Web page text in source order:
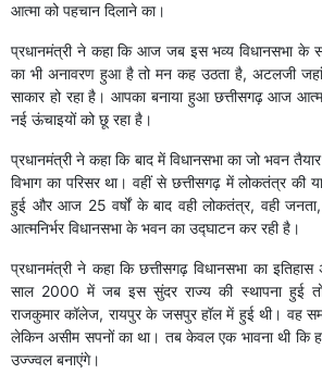
आत्मा को पहचान दिलाने का।
प्रधानमंत्री ने कहा कि आज जब इस भव्य विधानसभा के
का भी अनावरण हुआ है तो मन कह उठता है, अटलजी
साकार हो रहा है। आपका बनाया हुआ छत्तीसगढ़ आज
नई ऊंचाइयों को छू रहा है।
प्रधानमंत्री ने कहा कि बाद में विधानसभा का जो भवन
विभाग का परिसर था। वहीं से छत्तीसगढ़ में लोकतंत्र की
हुई और आज 25 वर्षों के बाद वही लोकतंत्र, वही
आत्मनिर्भर विधानसभा के भवन का उद्घाटन कर रही है।
प्रधानमंत्री ने कहा कि छत्तीसगढ़ विधानसभा का
साल 2000 में जब इस सुंदर राज्य की स्थापना हुई
राजकुमार कॉलेज, रायपुर के जसपुर हॉल में हुई थी। वह
लेकिन असीम सपनों का था। तब केवल एक भावना थी कि
उज्ज्वल बनाएंगे।